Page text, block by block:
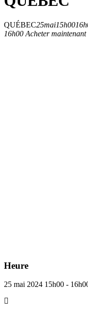
QUÉBEC25mai15h00
16h00 Acheter maintenant
Heure
25 mai 2024 15h00 -